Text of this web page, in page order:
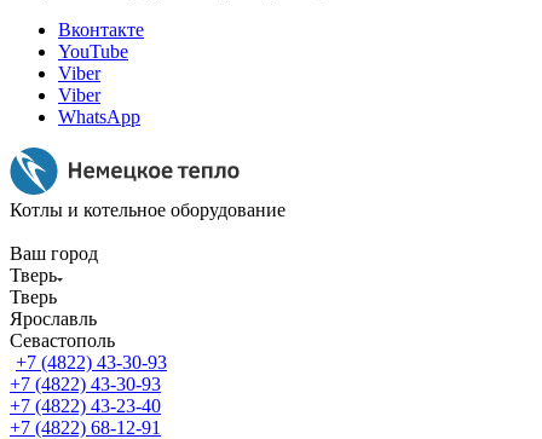
Вконтакте
YouTube
Viber
Viber
WhatsApp
Котлы и котельное оборудование
Ваш город
Тверь
Тверь
Ярославль
Севастополь
+7 (4822) 43-30-93
+7 (4822) 43-30-93
+7 (4822) 43-23-40
+7 (4822) 68-12-91